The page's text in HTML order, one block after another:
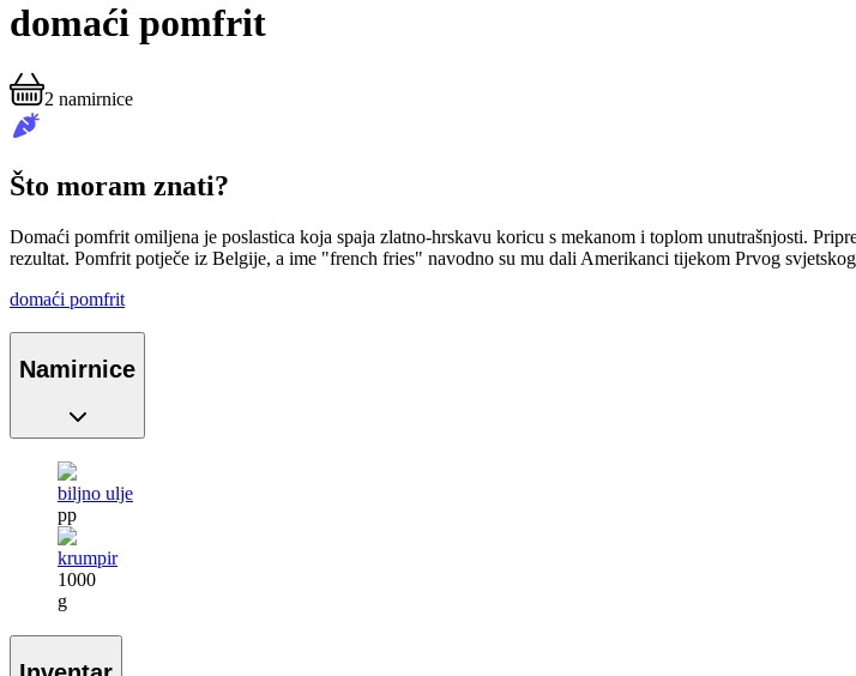
domaći pomfrit
2 namirnice
Što moram znati?
Domaći pomfrit omiljena je poslastica koja spaja zlatno-hrskavu koricu s mekanom i toplom unutrašnjosti.
rezultat. Pomfrit potječe iz Belgije, a ime "french fries" navodno su mu dali Amerikanci tijekom Prvog
domaći pomfrit
Namirnice
biljno ulje
pp
krumpir
1000
g